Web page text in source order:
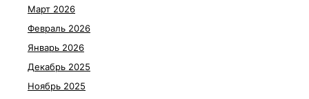
Март 2026
Февраль 2026
Январь 2026
Декабрь 2025
Ноябрь 2025